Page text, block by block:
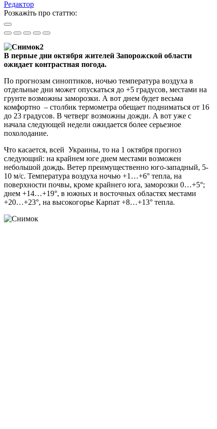
Редактор
Розкажіть про статтю:
В первые дни октября жителей Запорожской области
ожидает контрастная погода.
По прогнозам синоптиков, ночью температура воздуха в
отдельные дни может опускаться до +5 градусов, местами на
грунте возможны заморозки. А вот днем будет весьма
комфортно – столбик термометра обещает подниматься от 16
до 23 градусов. В четверг возможны дожди. А вот уже с
начала следующей недели ожидается более серьезное
похолодание.
Что касается, всей Украины, то на 1 октября прогноз
следующий: на крайнем юге днем местами возможен
небольшой дождь. Ветер преимущественно юго-западный, 5-
10 м/с. Температура воздуха ночью +1…+6° тепла, на
поверхности почвы, кроме крайнего юга, заморозки 0…+5°;
днем +14…+19°, в южных и восточных областях местами
+20…+23°, на высокогорье Карпат +8…+13° тепла.